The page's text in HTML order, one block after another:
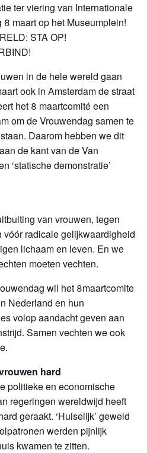
ter viering van Internationale
maart op het Museumplein!
STA OP!
in de hele wereld gaan
ook in Amsterdam de straat
het 8 maartcomité een
om de Vrouwendag samen te
Daarom hebben we dit
de kant van de Van
‘statische demonstratie’
van vrouwen, tegen
radicale gelijkwaardigheid
lichaam en leven. En we
moeten vechten.
wil het 8maartcomite
Nederland en hun
volop aandacht geven aan
Samen vechten we ook
hard
politieke en economische
regeringen wereldwijd heeft
geraakt. ‘Huiselijk’ geweld
werden pijnlijk
kwamen te zitten.